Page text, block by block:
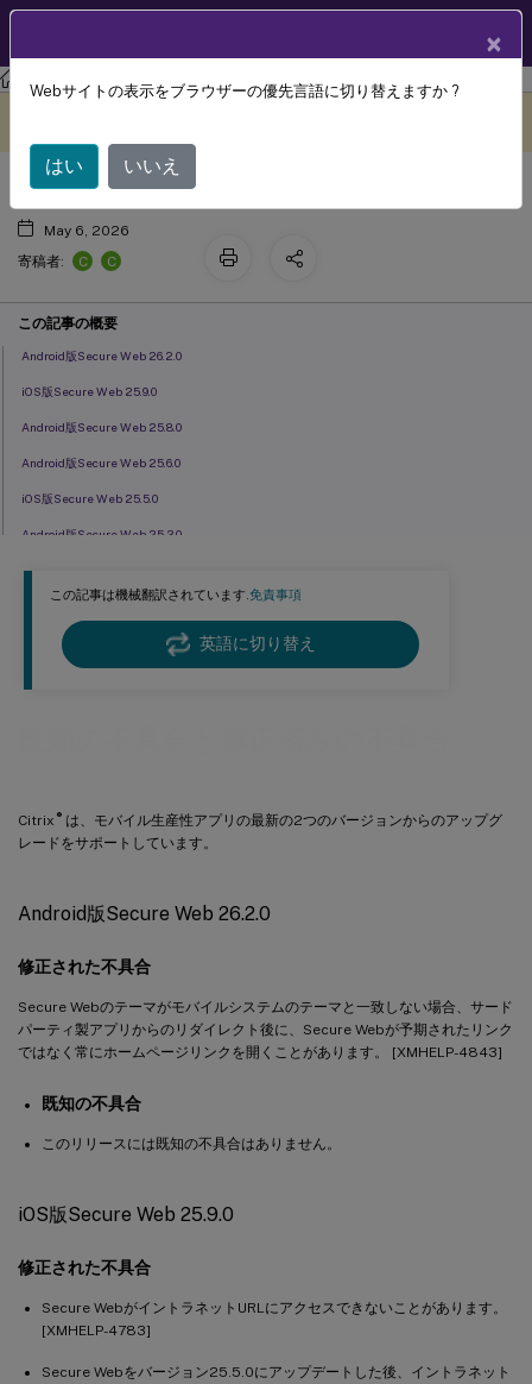
Secure Web
この記事は機械翻訳されています.免責事項
英語に切り替え
Citrix ®は、モバイル生産性アプリの最新の2つのバージョンからのアップグ
レードをサポートしています。
Android版Secure Web 26.2.0
修正された不具合
Secure Webのテーマがモバイルシステムのテーマと一致しない場合、サード
パーティ製アプリからのリダイレクト後に、Secure Webが予期されたリンク
ではなく常にホームページリンクを開くことがあります。 [XMHELP-4843]
既知の不具合
このリリースには既知の不具合はありません。
iOS版Secure Web 25.9.0
修正された不具合
Secure WebがイントラネットURLにアクセスできないことがあります。
[XMHELP-4783]
Secure Webをバージョン25.5.0にアップデートした後、イントラネット
既知の不具合と修正済みの不具合
May 6, 2026
寄稿者:
C C
この記事の概要
Android版Secure Web 26.2.0
iOS版Secure Web 25.9.0
Android版Secure Web 25.8.0
Android版Secure Web 25.6.0
iOS版Secure Web 25.5.0
Android版Secure Web 25.3.0
iOS版Secure Web 25.1.0
Android版Secure Web 25.1.0
iOS版Secure Web 24.11.0
Android版Secure Web 24.3.0
iOS版Secure Web 24.2.0
iOS版Secure Web 23.9.0
Android版Secure Web 23.8.0
Android版Secure Web 23.5.0
×
Webサイトの表示をブラウザーの優先言語に切り替えますか ?
はい いいえ